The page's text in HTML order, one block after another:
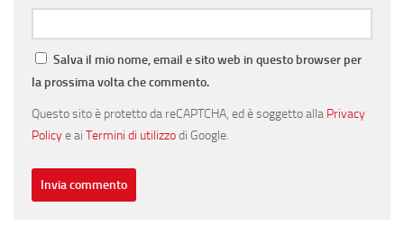
Salva il mio nome, email e sito web in questo browser per
la prossima volta che commento.
Questo sito è protetto da reCAPTCHA, ed è soggetto alla Privacy
Policye ai Termini di utilizzodi Google.